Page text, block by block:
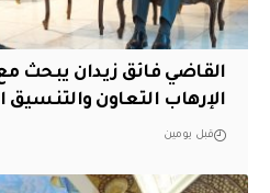
القاضي فائق زيدان يبحث
الإرهاب التعاون
قبل يومين